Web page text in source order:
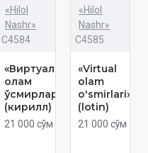
«Hilol
Nashr»
C4584
«Виртуал
олам
ўсмирлари»
(кирилл)
21 000 сўм
«Hilol
Nashr»
C4585
«Virtual
olam
o'smirlari»
(lotin)
21 000 сўм